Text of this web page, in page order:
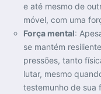
e até mesmo de
móvel, com uma
Força mental:
se mantém
pressões, tanto
lutar, mesmo
testemunho de sua